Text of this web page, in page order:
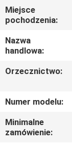
VR
O
NAS
PO
FABRYCE
Miejsce
pochodzenia:
Nazwa
handlowa:
Orzecznictwo:
Numer modelu:
Minimalne
zamówienie: